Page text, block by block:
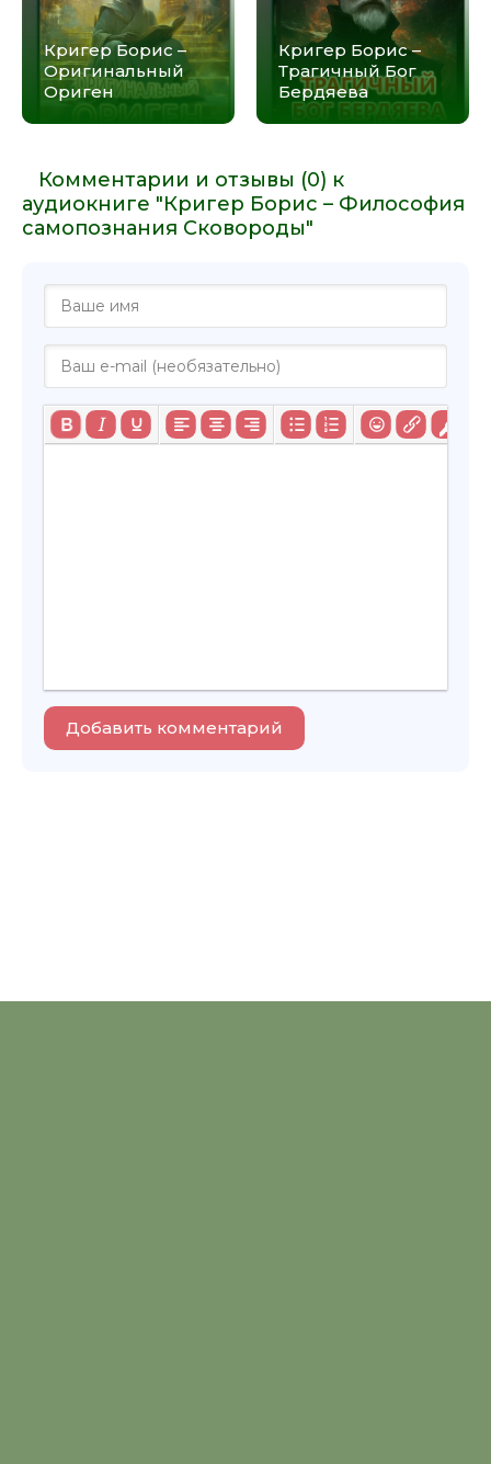
Кригер Борис –
Оригинальный
Ориген
Кригер Борис –
Трагичный Бог
Бердяева
Комментарии и отзывы (0) к
аудиокниге "Кригер Борис – Философия
самопознания Сковороды"
Добавить комментарий